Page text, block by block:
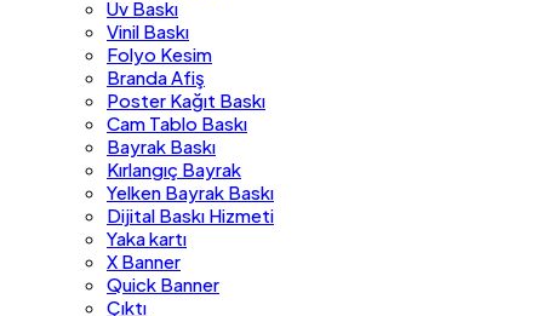
Uv Baskı
Vinil Baskı
Folyo Kesim
Branda Afiş
Poster Kağıt Baskı
Cam Tablo Baskı
Bayrak Baskı
Kırlangıç Bayrak
Yelken Bayrak Baskı
Dijital Baskı Hizmeti
Yaka kartı
X Banner
Quick Banner
Çıktı